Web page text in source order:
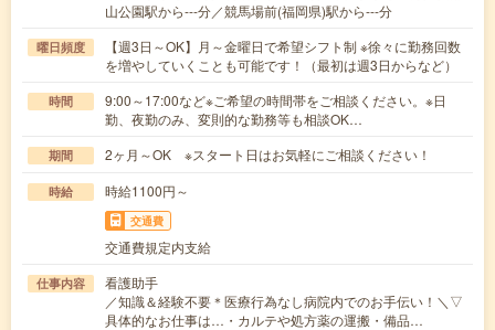
山公園駅から---分／競馬場前(福岡県)駅から---分
曜日頻度
【週3日～OK】月～金曜日で希望シフト制 ※徐々に勤務回数
を増やしていくことも可能です！（最初は週3日からなど）
時間
9:00～17:00など※ご希望の時間帯をご相談ください。※日
勤、夜勤のみ、変則的な勤務等も相談OK…
期間 2ヶ月～OK ※スタート日はお気軽にご相談ください！
時給 時給1100円～
交通費
交通費規定内支給
仕事内容
看護助手
／知識＆経験不要＊医療行為なし病院内でのお手伝い！＼▽
具体的なお仕事は…・カルテや処方薬の運搬・備品…